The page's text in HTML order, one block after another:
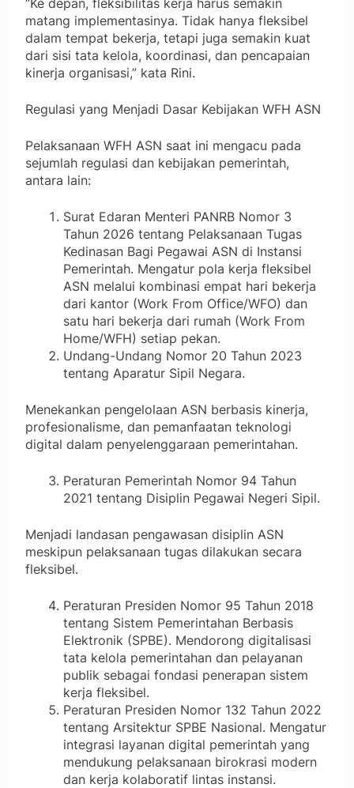
matang implementasinya. Tidak hanya fleksibel
dalam tempat bekerja, tetapi juga semakin kuat
dari sisi tata kelola, koordinasi, dan pencapaian
kinerja organisasi,” kata Rini.
Regulasi yang Menjadi Dasar Kebijakan WFH ASN
Pelaksanaan WFH ASN saat ini mengacu pada
sejumlah regulasi dan kebijakan pemerintah,
antara lain:
Surat Edaran Menteri PANRB Nomor 3
Tahun 2026 tentang Pelaksanaan Tugas
Kedinasan Bagi Pegawai ASN di Instansi
Pemerintah. Mengatur pola kerja fleksibel
ASN melalui kombinasi empat hari bekerja
dari kantor (Work From Office/WFO) dan
satu hari bekerja dari rumah (Work From
Home/WFH) setiap pekan.
Undang-Undang Nomor 20 Tahun 2023
tentang Aparatur Sipil Negara.
Menekankan pengelolaan ASN berbasis kinerja,
profesionalisme, dan pemanfaatan teknologi
digital dalam penyelenggaraan pemerintahan.
Peraturan Pemerintah Nomor 94 Tahun
2021 tentang Disiplin Pegawai Negeri Sipil.
Menjadi landasan pengawasan disiplin ASN
meskipun pelaksanaan tugas dilakukan secara
fleksibel.
Peraturan Presiden Nomor 95 Tahun 2018
tentang Sistem Pemerintahan Berbasis
Elektronik (SPBE). Mendorong digitalisasi
tata kelola pemerintahan dan pelayanan
publik sebagai fondasi penerapan sistem
kerja fleksibel.
Peraturan Presiden Nomor 132 Tahun 2022
tentang Arsitektur SPBE Nasional. Mengatur
integrasi layanan digital pemerintah yang
mendukung pelaksanaan birokrasi modern
dan kerja kolaboratif lintas instansi.